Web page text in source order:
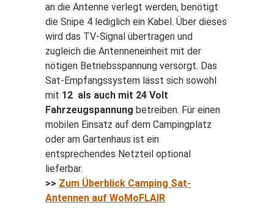
an die Antenne verlegt werden, benötigt
die Snipe 4 lediglich ein Kabel. Über dieses
wird das TV-Signal übertragen und
zugleich die Antenneneinheit mit der
nötigen Betriebsspannung versorgt. Das
Sat-Empfangssystem lässt sich sowohl
mit 12 als auch mit 24 Volt
Fahrzeugspannung betreiben. Für einen
mobilen Einsatz auf dem Campingplatz
oder am Gartenhaus ist ein
entsprechendes Netzteil optional
lieferbar.
>> Zum Überblick Camping Sat-
Antennen auf WoMoFLAIR